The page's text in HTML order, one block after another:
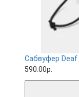
Сабвуфер Deaf
590.00р.